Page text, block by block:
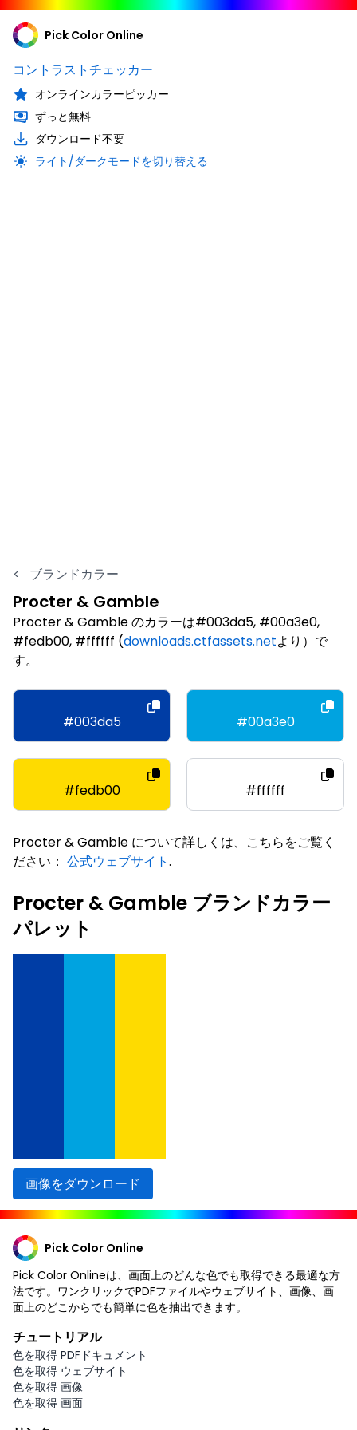
Pick Color Online
コントラストチェッカー
オンラインカラーピッカー
ずっと無料
ダウンロード不要
ライト/ダークモードを切り替える
< ブランドカラー
Procter & Gamble
Procter & Gamble のカラーは#003da5, #00a3e0,
#fedb00, #ffffff (downloads.ctfassets.netより）で
す。
#003da5 #00a3e0
#fedb00 #ffffff
Procter & Gamble について詳しくは、こちらをご覧く
ださい： 公式ウェブサイト.
Procter & Gamble ブランドカラー
パレット
画像をダウンロード
Pick Color Online
Pick Color Onlineは、画面上のどんな色でも取得できる最適な方
法です。ワンクリックでPDFファイルやウェブサイト、画像、画
面上のどこからでも簡単に色を抽出できます。
チュートリアル
色を取得 PDFドキュメント
色を取得 ウェブサイト
色を取得 画像
色を取得 画面